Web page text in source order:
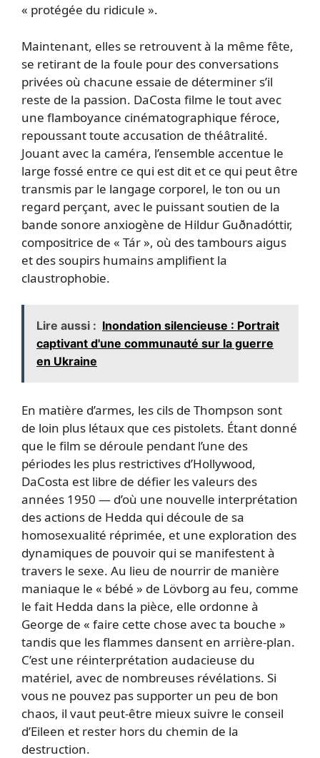
« protégée du ridicule ».
Maintenant, elles se retrouvent à la même fête,
se retirant de la foule pour des conversations
privées où chacune essaie de déterminer s’il
reste de la passion. DaCosta filme le tout avec
une flamboyance cinématographique féroce,
repoussant toute accusation de théâtralité.
Jouant avec la caméra, l’ensemble accentue le
large fossé entre ce qui est dit et ce qui peut être
transmis par le langage corporel, le ton ou un
regard perçant, avec le puissant soutien de la
bande sonore anxiogène de Hildur Guðnadóttir,
compositrice de « Tár », où des tambours aigus
et des soupirs humains amplifient la
claustrophobie.
Lire aussi : Inondation silencieuse : Portrait
captivant d'une communauté sur la guerre
en Ukraine
En matière d’armes, les cils de Thompson sont
de loin plus létaux que ces pistolets. Étant donné
que le film se déroule pendant l’une des
périodes les plus restrictives d’Hollywood,
DaCosta est libre de défier les valeurs des
années 1950 — d’où une nouvelle interprétation
des actions de Hedda qui découle de sa
homosexualité réprimée, et une exploration des
dynamiques de pouvoir qui se manifestent à
travers le sexe. Au lieu de nourrir de manière
maniaque le « bébé » de Lövborg au feu, comme
le fait Hedda dans la pièce, elle ordonne à
George de « faire cette chose avec ta bouche »
tandis que les flammes dansent en arrière-plan.
C’est une réinterprétation audacieuse du
matériel, avec de nombreuses révélations. Si
vous ne pouvez pas supporter un peu de bon
chaos, il vaut peut-être mieux suivre le conseil
d’Eileen et rester hors du chemin de la
destruction.